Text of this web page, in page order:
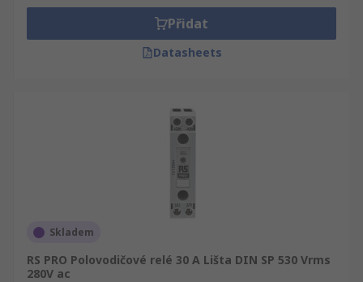
Přidat
Datasheets
Skladem
RS PRO Polovodičové relé 30 A Lišta DIN SP 530 Vrms
280V ac